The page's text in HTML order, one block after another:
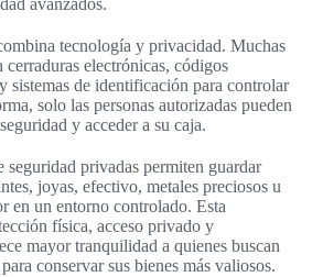
avanzados.
tecnología y privacidad. Muchas
electrónicas, códigos
sistemas de identificación para controlar
solo las personas autorizadas pueden
y acceder a su caja.
seguridad privadas permiten guardar
joyas, efectivo, metales preciosos u
en un entorno controlado. Esta
física, acceso privado y
mayor tranquilidad a quienes buscan
conservar sus bienes más valiosos.